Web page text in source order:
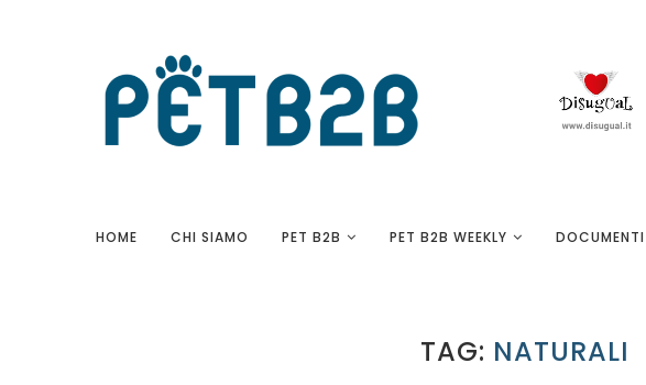
HOME CHI SIAMO PET B2B PET B2B WEEKLY DOCUMENTI
TAG: NATURALI